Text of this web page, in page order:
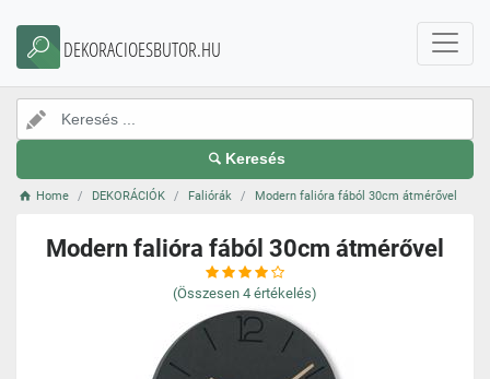
DEKORACIOESBUTOR.HU
Keresés
Home DEKORÁCIÓK Faliórák Modern falióra fából 30cm átmérővel
Modern falióra fából 30cm átmérővel
(Összesen 4 értékelés)